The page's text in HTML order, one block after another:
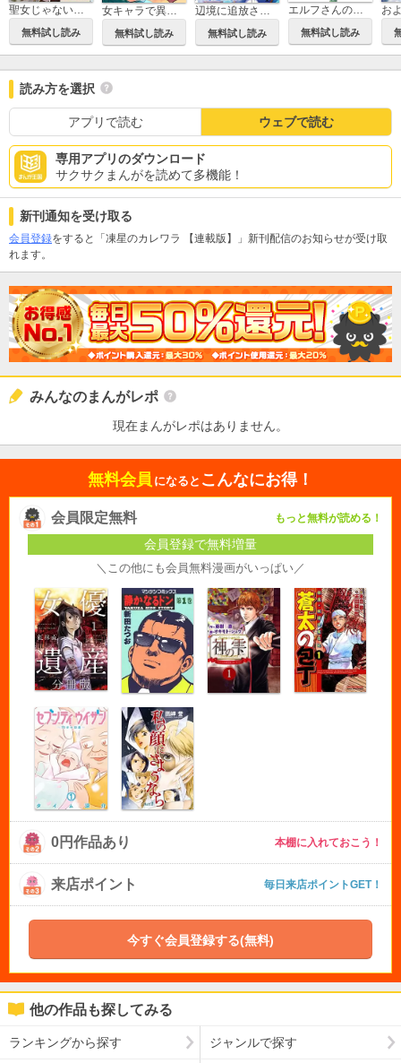
聖女じゃないと見捨てたくせに、今さら助けてとか言われてももう無理です！～チートスキルで勝手にダンジョン生活満喫します～ 【連載版】
無料試し読み
女キャラで異世界転移してチートっぽいけど雑魚キャラなので目立たず平和な庶民を目指します！ 【連載版】
無料試し読み
辺境に追放された第5王子は【幸運】スキルでさくさく生き延びます 【連載版】
無料試し読み
エルフさんの魔法料理店 妖精女王として転生したけれど、まずはのんびりお料理作りまくります！ 【連載版】
無料試し読み
読み方を選択
アプリで読む ウェブで読む
専用アプリのダウンロード
サクサクまんがを読めて多機能！
新刊通知を受け取る
会員登録をすると「凍星のカレワラ 【連載版】」新刊配信のお知らせが受け取
れます。
みんなのまんがレポ
現在まんがレポはありません。
無料会員 になると こんなにお得！
会員限定無料 もっと無料が読める！
会員登録で無料増量
＼この他にも会員無料漫画がいっぱい／
0円作品あり 本棚に入れておこう！
来店ポイント 毎日来店ポイントGET！
今すぐ会員登録する(無料)
他の作品も探してみる
ランキングから探す ジャンルで探す